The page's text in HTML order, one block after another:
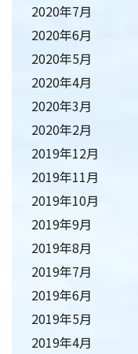
2020年7月
2020年6月
2020年5月
2020年4月
2020年3月
2020年2月
2019年12月
2019年11月
2019年10月
2019年9月
2019年8月
2019年7月
2019年6月
2019年5月
2019年4月